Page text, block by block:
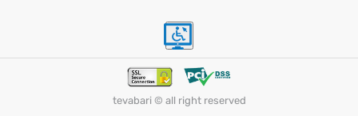
tevabari © all right reserved